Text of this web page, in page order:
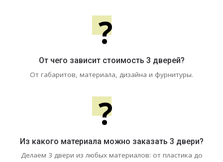
?
От чего зависит стоимость 3 дверей?
От габаритов, материала, дизайна и фурнитуры.
?
Из какого материала можно заказать 3 двери?
Делаем 3 двери из любых материалов: от пластика до